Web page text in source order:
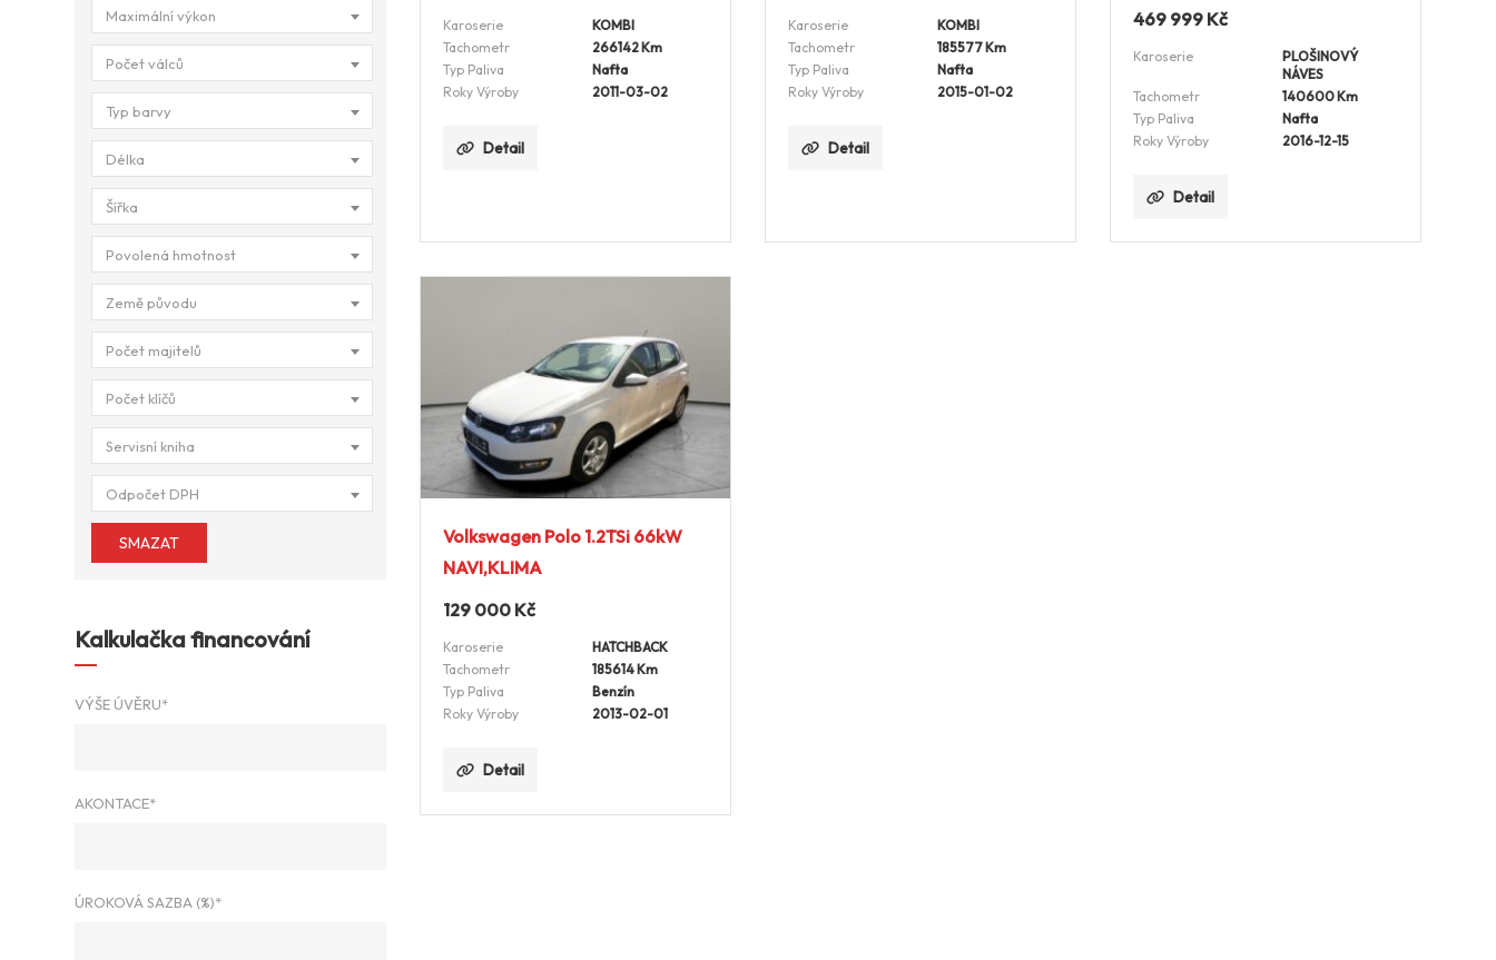
Maximální výkon
Počet válců
Typ barvy
Délka
Šířka
Povolená hmotnost
Země původu
Počet majitelů
Počet klíčů
Servisní kniha
Odpočet DPH
SMAZAT
Kalkulačka financování
VÝŠE ÚVĚRU*
AKONTACE*
ÚROKOVÁ SAZBA (%)*
Karoserie
KOMBI
Tachometr
266142 Km
Typ Paliva
Nafta
Roky Výroby
2011-03-02
Detail
Karoserie
KOMBI
Tachometr
185577 Km
Typ Paliva
Nafta
Roky Výroby
2015-01-02
Detail
469 999 Kč
Karoserie
PLOŠINOVÝ
NÁVES
Tachometr
140600 Km
Typ Paliva
Nafta
Roky Výroby
2016-12-15
Detail
Volkswagen Polo 1.2TSi 66kW
NAVI,KLIMA
129 000 Kč
Karoserie
HATCHBACK
Tachometr
185614 Km
Typ Paliva
Benzín
Roky Výroby
2013-02-01
Detail